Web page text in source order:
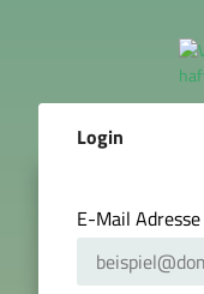
Login
E-Mail